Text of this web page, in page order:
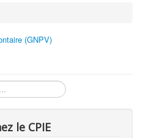
(GNPV)
le CPIE